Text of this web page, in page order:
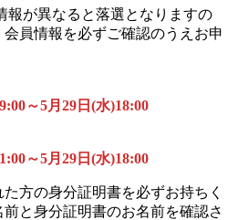
報が異なると落選となりますの
員情報を必ずご確認のうえお申
～5月29日(水)18:00
～5月29日(水)18:00
方の身分証明書を必ずお持ちく
と身分証明書のお名前を確認さ